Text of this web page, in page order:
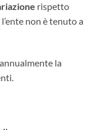
rispetto
non è tenuto a
la